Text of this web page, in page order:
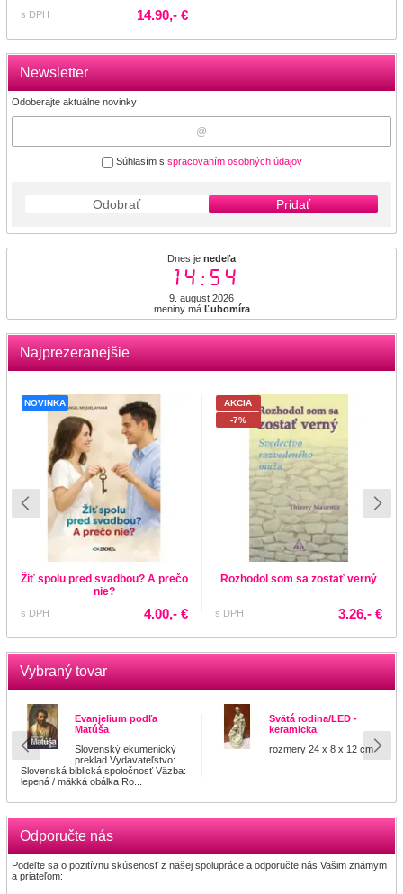
Newsletter
Odoberajte aktuálne novinky
Súhlasím s spracovaním osobných údajov
Odobrať Pridať
Dnes je nedeľa
14:54
9. august 2026
meniny má Ľubomíra
Najprezeranejšie
NOVINKA
Žiť spolu pred svadbou? A prečo
nie?
s DPH 4.00,- €
AKCIA
-7%
Rozhodol som sa zostať verný
s DPH 3.26,- €
Vybraný tovar
Evanjelium podľa
Matúša
Slovenský ekumenický
preklad Vydavateľstvo:
Slovenská biblická spoločnosť Väzba:
lepená / mäkká obálka Ro...
Svätá rodina/LED -
keramicka
rozmery 24 x 8 x 12 cm
Odporučte nás
Podeľte sa o pozitívnu skúsenosť z našej spolupráce a odporučte nás Vašim známym
a priateľom:
s DPH
14.90,- €